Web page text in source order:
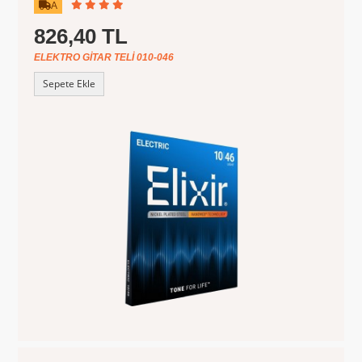
A
826,40 TL
ELEKTRO GITAR TELI 010-046
Sepete Ekle